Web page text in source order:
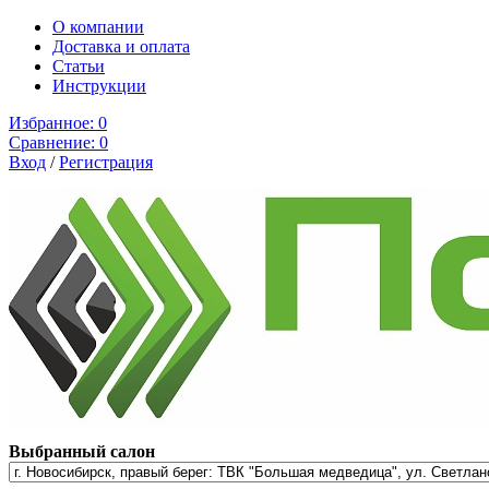
О компании
Доставка и оплата
Cтатьи
Инструкции
Избранное: 0
Сравнение: 0
Вход /Регистрация
Выбранный салон